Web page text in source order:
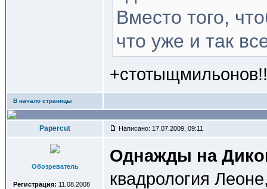
Вместо того,
что уже и так
В начало страницы
Papercut Написано: 17.07.2009, 09:11
Обозреватель
Регистрация: 11.08.2008
Однажды на
квадрология